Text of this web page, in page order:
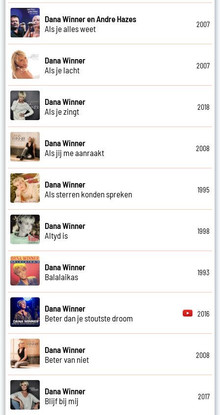
Dana Winner en Andre Hazes
Als je alles weet
2007
Dana Winner
Als je lacht
2007
Dana Winner
Als je zingt
2018
Dana Winner
Als jij me aanraakt
2008
Dana Winner
Als sterren konden spreken
1995
Dana Winner
Altyd is
1998
Dana Winner
Balalaikas
1993
Dana Winner
Beter dan je stoutste droom
2016
Dana Winner
Beter van niet
2008
Dana Winner
Blijf bij mij
2017